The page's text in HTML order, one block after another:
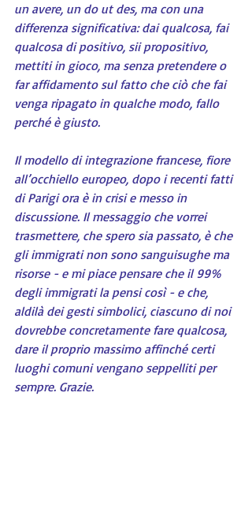
un avere, un do ut des, ma con una
differenza significativa: dai qualcosa, fai
qualcosa di positivo, sii propositivo,
mettiti in gioco, ma senza pretendere o
far affidamento sul fatto che ciò che fai
venga ripagato in qualche modo, fallo
perché è giusto.
Il modello di integrazione francese, fiore
all’occhiello europeo, dopo i recenti fatti
di Parigi ora è in crisi e messo in
discussione. Il messaggio che vorrei
trasmettere, che spero sia passato, è che
gli immigrati non sono sanguisughe ma
risorse - e mi piace pensare che il 99%
degli immigrati la pensi così - e che,
aldilà dei gesti simbolici, ciascuno di noi
dovrebbe concretamente fare qualcosa,
dare il proprio massimo affinché certi
luoghi comuni vengano seppelliti per
sempre. Grazie.